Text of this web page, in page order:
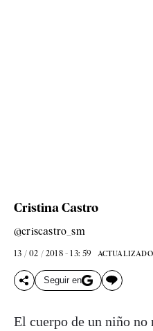
Cristina Castro
@criscastro_sm
13 / 02 / 2018 - 13: 59 ACTUALIZADO
Seguir en
El cuerpo de un niño no